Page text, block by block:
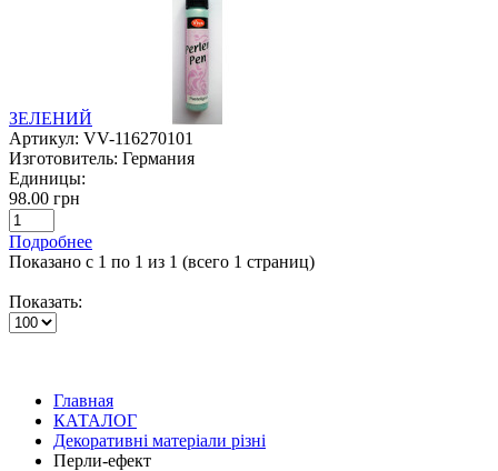
ЗЕЛЕНИЙ
Артикул: VV-116270101
Изготовитель: Германия
Единицы:
98.00 грн
Подробнее
Показано с 1 по 1 из 1 (всего 1 страниц)
Показать:
Главная
КАТАЛОГ
Декоративні матеріали різні
Перли-ефект